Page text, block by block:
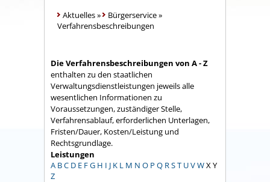
Aktuelles» Bürgerservice»
Verfahrensbeschreibungen
Die Verfahrensbeschreibungen von A - Z
enthalten zu den staatlichen
Verwaltungsdienstleistungen jeweils alle
wesentlichen Informationen zu
Voraussetzungen, zuständiger Stelle,
Verfahrensablauf, erforderlichen Unterlagen,
Fristen/Dauer, Kosten/Leistung und
Rechtsgrundlage.
Leistungen
A BC D E FG H I J K L M N O P Q RST UVWX Y
Z